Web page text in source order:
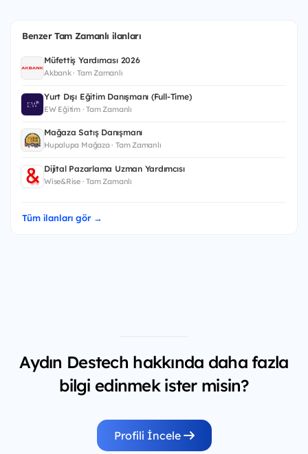
Benzer Tam Zamanlı ilanları
Müfettiş Yardımcısı 2026
Akbank · Tam Zamanlı
Yurt Dışı Eğitim Danışmanı (Full-Time)
EW Eğitim · Tam Zamanlı
Mağaza Satış Danışmanı
Hupalupa Mağaza · Tam Zamanlı
Dijital Pazarlama Uzman Yardımcısı
Wise&Rise · Tam Zamanlı
Tüm ilanları gör →
Aydın Destech hakkında daha fazla
bilgi edinmek ister misin?
Profili İncele